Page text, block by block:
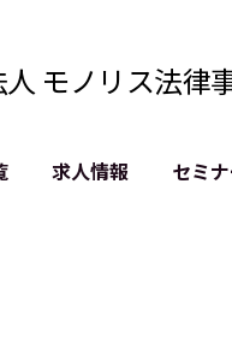
モノリス法律
求人情報 セミ